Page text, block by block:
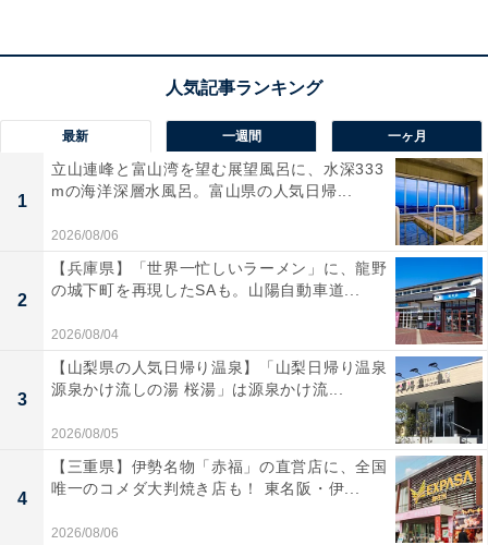
岐阜県の下呂温泉にある「湯之島館」は、1931年創業の
歴史を誇り、本館が国の登録有形文化財に指定されてい
る古格の宿です。下呂温泉で一番の高台に位置し、展望
露天風呂や客室のお風呂に至るまで、しっとりとした質
感の源泉を贅沢に堪能できます。食事は飛騨牛や川魚な
ど地元の旬が揃い、厨房から離れた客室でも一番の食べ
頃で味わえるよう工夫された、真心のこもった会席料理
最新 一週間 一ヶ月
1
立山連峰と富山湾を望む展望風呂に、水深333
mの海洋深層水風呂。富山県の人気日帰...
2026/08/06
2
【兵庫県】「世界一忙しいラーメン」に、龍野
の城下町を再現したSAも。山陽自動車道...
2026/08/04
3
【山梨県の人気日帰り温泉】「山梨日帰り温泉
源泉かけ流しの湯 桜湯」は源泉かけ流...
2026/08/05
4
【三重県】伊勢名物「赤福」の直営店に、全国
唯一のコメダ大判焼き店も！ 東名阪・伊...
2026/08/06